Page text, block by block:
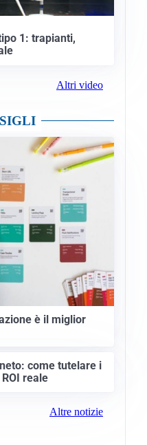
1: trapianti,
Altri video
è il miglior
come tutelare i
reale
Altre notizie